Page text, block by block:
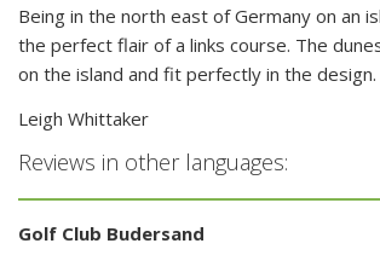
Being in the north east of Germany on an
the perfect flair of a links course. The
on the island and fit perfectly in the
Leigh Whittaker
Reviews in other languages:
Golf Club Budersand